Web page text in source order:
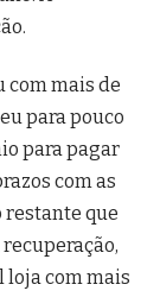
com mais de
para pouco
para pagar
com as
restante que
loja com mais